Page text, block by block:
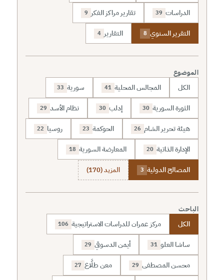
الدراسات 39 تقارير مراكز الفكر 9
التقرير السنوي 8 التقارير 4
الموضوع
الكل المجالس المحلية 41 سورية 33
الثورة السورية 30 إدلب 30 نظام الأسد 29
هيئة تحرير الشام 26 الحوكمة 23 روسيا 22
الإدارة الذاتية 20 المعارضة السورية 18
المصالح الدولية 3 المزيد (170)
الباحث
الكل مركز عمران للدراسات الاستراتيجية 106
ساشا العلو 31 أيمن الدسوقي 29
محسن المصطفى 29 معن طلَّاع 27